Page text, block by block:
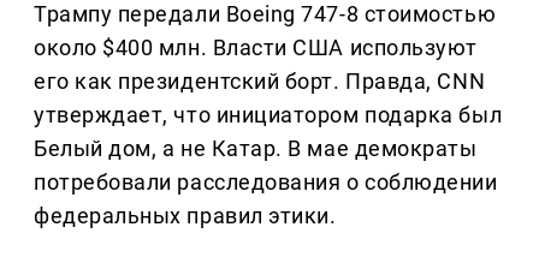
Трампу передали Boeing 747-8 стоимостью
около $400 млн. Власти США используют
его как президентский борт. Правда, CNN
утверждает, что инициатором подарка был
Белый дом, а не Катар. В мае демократы
потребовали расследования о соблюдении
федеральных правил этики.